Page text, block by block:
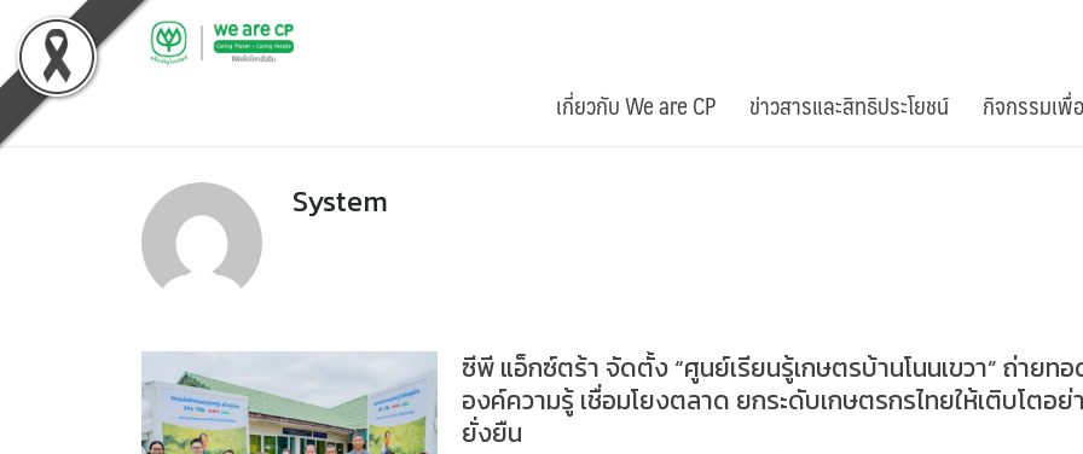
to
content
เกี่ยวกับ We are CP ข่าวสารและสิทธิประโยชน์ กิจกรรมเพื่
System
ซีพี แอ็กซ์ตร้า จัดตั้ง “ศูนย์เรียนรู้เกษตรบ้านโนนเขวา” ถ่ายท
องค์ความรู้ เชื่อมโยงตลาด ยกระดับเกษตรกรไทยให้เติบโตอย่
ยั่งยืน